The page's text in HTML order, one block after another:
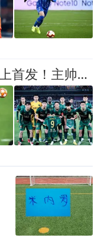
卡多索为何在浙江队踢不上首发！主帅首次公开给出答案，引发热议